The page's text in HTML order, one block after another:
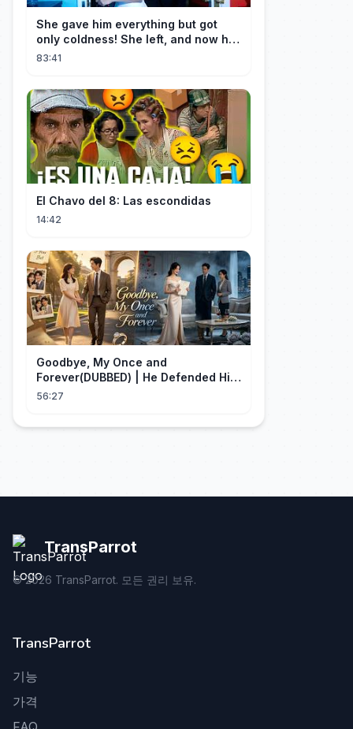
She gave him everything but got
only coldness! She left, and now he
is dying of regret!
83:41
El Chavo del 8: Las escondidas
14:42
Goodbye, My Once and
Forever(DUBBED) | He Defended His
Assistant After She Gave Her Son
56:27
TransParrot
©2026 TransParrot. 모든 권리 보유.
TransParrot
기능
가격